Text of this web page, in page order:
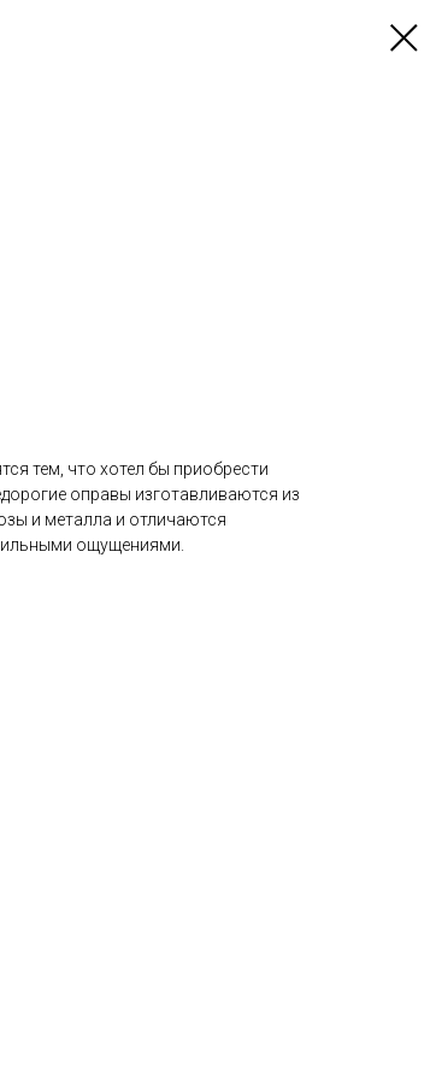
тем, что хотел бы приобрести
оправы изготавливаются из
и металла и отличаются
ощущениями.